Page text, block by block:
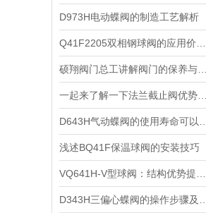
D973H电动蝶阀的制造工艺解析
浅述BQ41F保温球阀的安装技巧